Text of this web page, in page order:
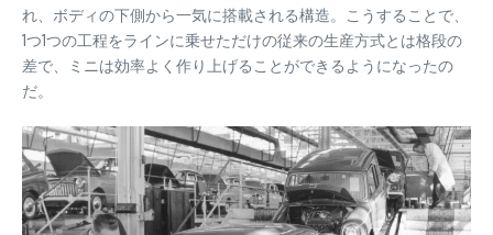
れ、ボディの下側から一気に搭載される構造。こうすることで、
1つ1つの工程をラインに乗せただけの従来の生産方式とは格段の
差で、ミニは効率よく作り上げることができるようになったの
だ。